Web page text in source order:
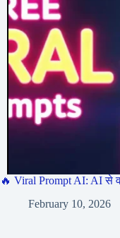
🔥 Viral Prompt AI: AI से
February 10, 2026